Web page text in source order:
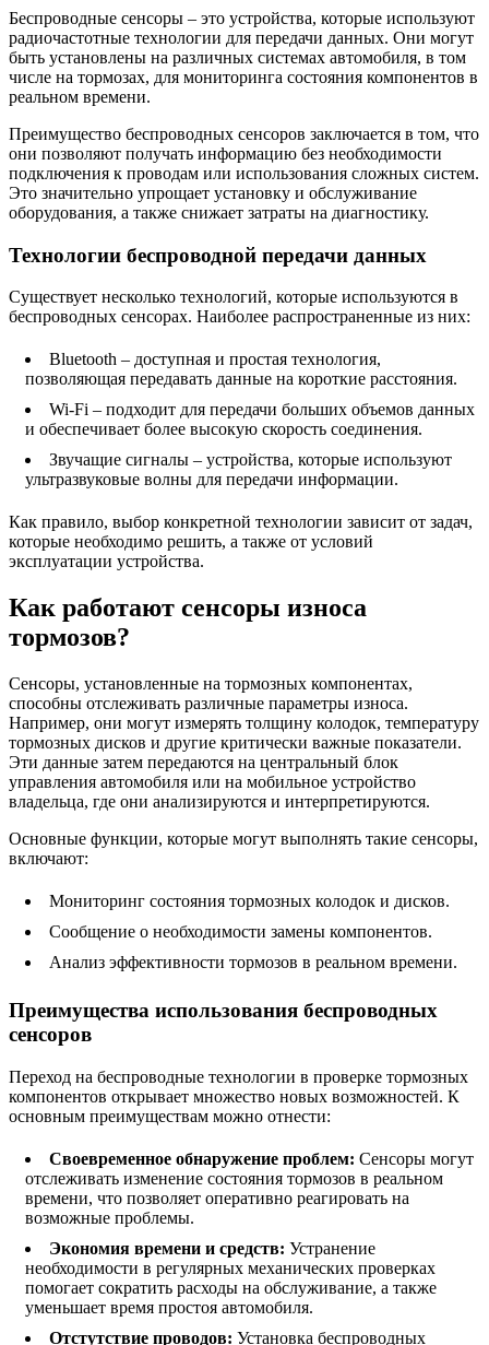
Беспроводные сенсоры – это устройства, которые используют
радиочастотные технологии для передачи данных. Они могут
быть установлены на различных системах автомобиля, в том
числе на тормозах, для мониторинга состояния компонентов в
реальном времени.
Преимущество беспроводных сенсоров заключается в том, что
они позволяют получать информацию без необходимости
подключения к проводам или использования сложных систем.
Это значительно упрощает установку и обслуживание
оборудования, а также снижает затраты на диагностику.
Технологии беспроводной передачи данных
Существует несколько технологий, которые используются в
беспроводных сенсорах. Наиболее распространенные из них:
Bluetooth – доступная и простая технология,
позволяющая передавать данные на короткие расстояния.
Wi-Fi – подходит для передачи больших объемов данных
и обеспечивает более высокую скорость соединения.
Звучащие сигналы – устройства, которые используют
ультразвуковые волны для передачи информации.
Как правило, выбор конкретной технологии зависит от задач,
которые необходимо решить, а также от условий
эксплуатации устройства.
Как работают сенсоры износа
тормозов?
Сенсоры, установленные на тормозных компонентах,
способны отслеживать различные параметры износа.
Например, они могут измерять толщину колодок, температуру
тормозных дисков и другие критически важные показатели.
Эти данные затем передаются на центральный блок
управления автомобиля или на мобильное устройство
владельца, где они анализируются и интерпретируются.
Основные функции, которые могут выполнять такие сенсоры,
включают:
Мониторинг состояния тормозных колодок и дисков.
Сообщение о необходимости замены компонентов.
Анализ эффективности тормозов в реальном времени.
Преимущества использования беспроводных
сенсоров
Переход на беспроводные технологии в проверке тормозных
компонентов открывает множество новых возможностей. К
основным преимуществам можно отнести:
Своевременное обнаружение проблем: Сенсоры могут
отслеживать изменение состояния тормозов в реальном
времени, что позволяет оперативно реагировать на
возможные проблемы.
Экономия времени и средств: Устранение
необходимости в регулярных механических проверках
помогает сократить расходы на обслуживание, а также
уменьшает время простоя автомобиля.
Отстутствие проводов: Установка беспроводных